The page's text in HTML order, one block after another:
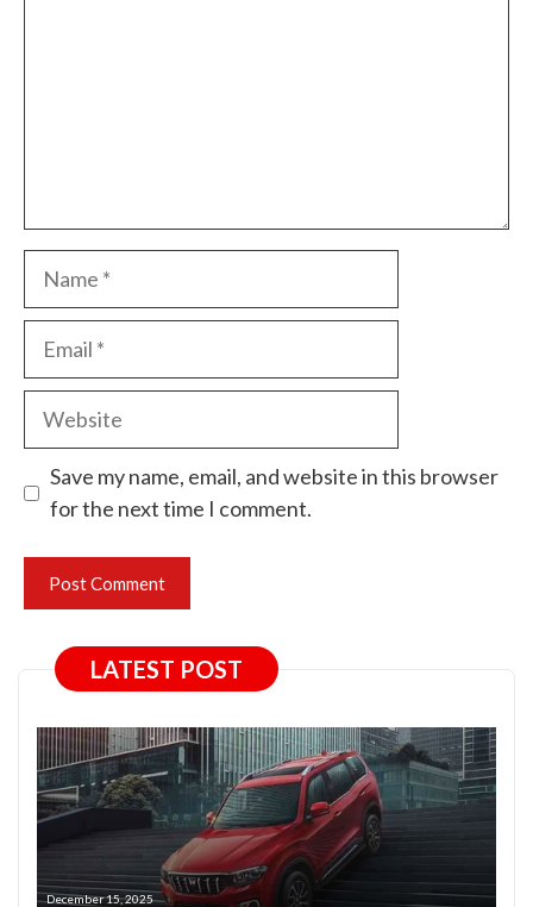
Save my name, email, and website in this browser
for the next time I comment.
LATEST POST
December 15, 2025